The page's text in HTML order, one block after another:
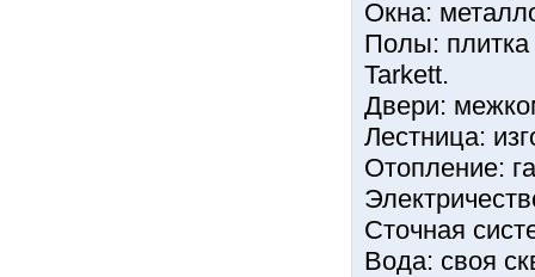
Окна:
Полы: плитка
Tarkett.
Двери:
Лестница:
Отопление:
Сточная
Вода: своя